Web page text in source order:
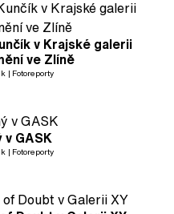
v Krajské galerii
ve Zlíně
Fotoreporty
v GASK
Fotoreporty